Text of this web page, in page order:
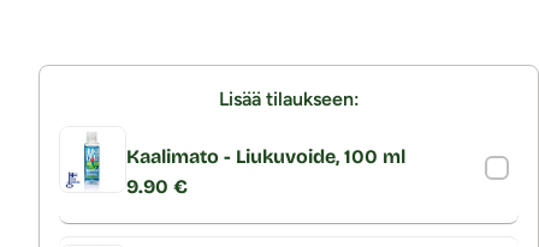
Lisää tilaukseen:
Kaalimato - Liukuvoide, 100 ml
9.90 €